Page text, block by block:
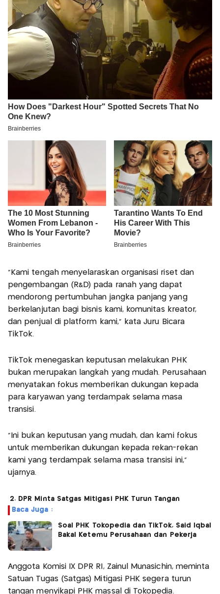
"Kami tengah menyelaraskan organisasi riset dan
pengembangan (R&D) pada ranah yang dapat
mendorong pertumbuhan jangka panjang yang
berkelanjutan bagi bisnis kami, komunitas kreator,
dan penjual di platform kami," kata Juru Bicara
TikTok.
TikTok menegaskan keputusan melakukan PHK
bukan merupakan langkah yang mudah. Perusahaan
menyatakan fokus memberikan dukungan kepada
para karyawan yang terdampak selama masa
transisi.
"Ini bukan keputusan yang mudah, dan kami fokus
untuk memberikan dukungan kepada rekan-rekan
kami yang terdampak selama masa transisi ini,"
ujarnya.
2. DPR Minta Satgas Mitigasi PHK Turun Tangan
Baca Juga :
Soal PHK Tokopedia dan TikTok, Said Iqbal
Bakal Ketemu Perusahaan dan Pekerja
Anggota Komisi IX DPR RI, Zainul Munasichin, meminta
Satuan Tugas (Satgas) Mitigasi PHK segera turun
tangan menyikapi PHK massal di Tokopedia.